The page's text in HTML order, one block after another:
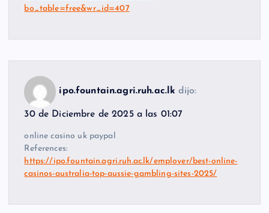
bo_table=free&wr_id=407
ipo.fountain.agri.ruh.ac.lk dijo:
30 de Diciembre de 2025 a las 01:07
online casino uk paypal
References:
https://ipo.fountain.agri.ruh.ac.lk/employer/best-online-
casinos-australia-top-aussie-gambling-sites-2025/